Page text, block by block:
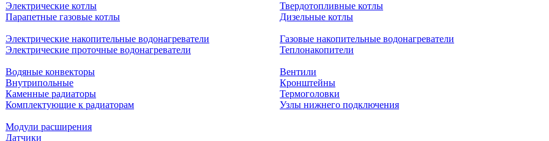
Электрические котлы
Парапетные газовые котлы
Твердотопливные котлы
Дизельные котлы
Электрические накопительные водонагреватели
Электрические проточные водонагреватели
Газовые накопительные водонагреватели
Теплонакопители
Водяные конвекторы
Внутрипольные
Каменные радиаторы
Комплектующие к радиаторам
Вентили
Кронштейны
Термоголовки
Узлы нижнего подключения
Модули расширения
Датчики